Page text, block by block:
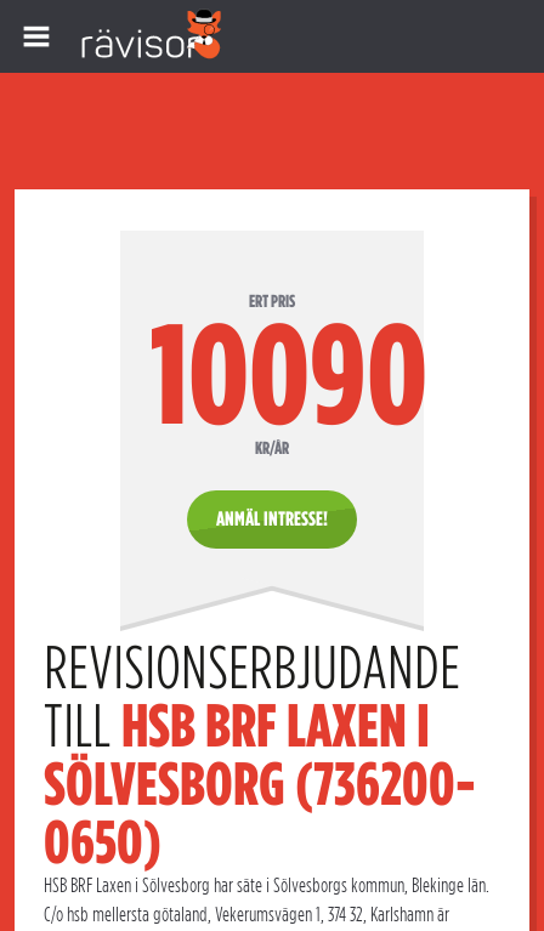
ERT PRIS
10090
KR/ÅR
ANMÄL INTRESSE!
REVISIONSERBJUDANDE
TILL HSB BRF LAXEN I
SÖLVESBORG (736200-
0650)
HSB BRF Laxen i Sölvesborg har säte i Sölvesborgs kommun, Blekinge län.
C/o hsb mellersta götaland, Vekerumsvägen 1, 374 32, Karlshamn är